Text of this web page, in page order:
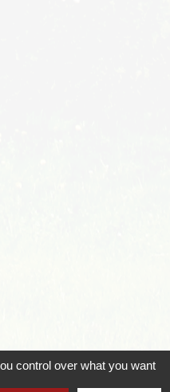
keyboard_arrow_up Tout déplierkeyboard_arrow_down
control over what you want